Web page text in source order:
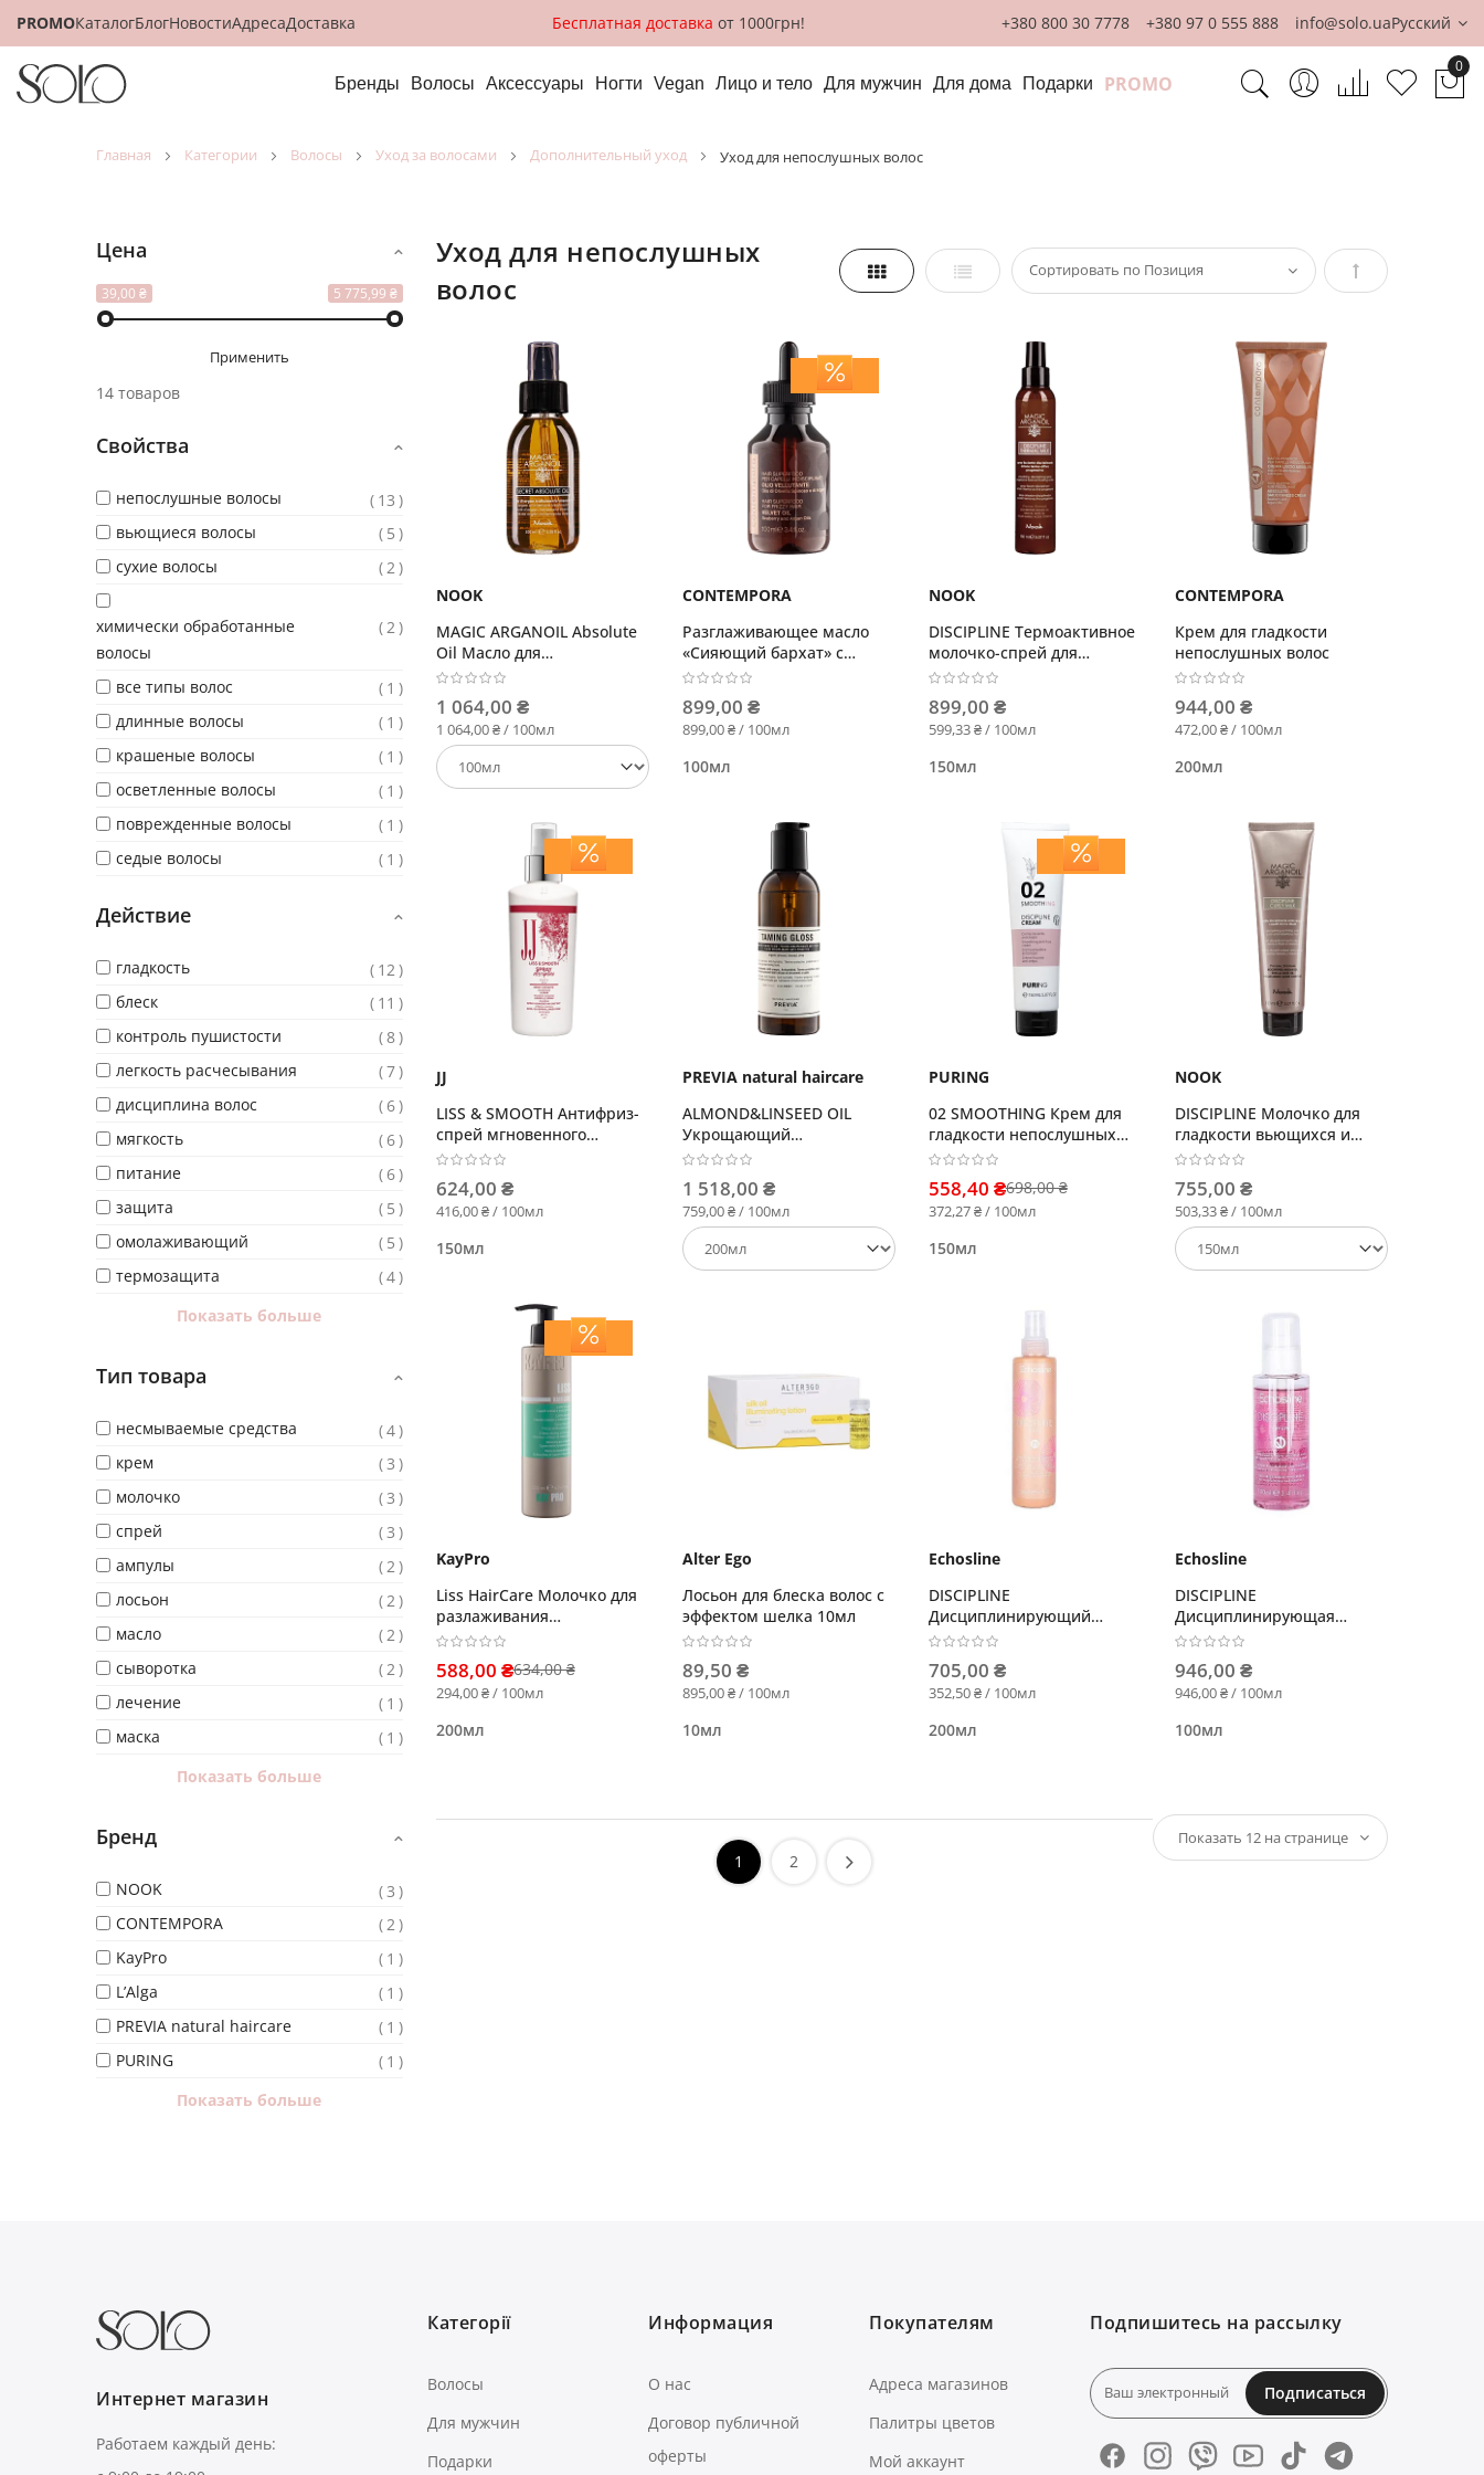
PROMOКаталогБлогНовостиАдресаДоставка Бесплатная доставка от 1000грн! +380 800 30 7778 +380 97 0 555 888 info@solo.uaРусский
Бренды Волосы Аксессуары Ногти Vegan Лицо и тело Для мужчин Для дома Подарки PROMO
0
главная категории волосы уход за волосами дополнительный уход уход для непослушных волос
уход для непослушных
волос
Посмотреть,
Сетка Список
Задать
NOOK
MAGIC ARGANOIL Absolute
Oil Масло для
интенсивного лечения
1 064,00 ₴
1 064,00 ₴ / 100мл
CONTEMPORA
Разглаживающее масло
«Сияющий бархат» с
маслом аргана и облепихи
899,00 ₴
899,00 ₴ / 100мл
100мл
NOOK
DISCIPLINE Термоактивное
молочко-спрей для
гладкости волос
899,00 ₴
599,33 ₴ / 100мл
150мл
CONTEMPORA
Крем для гладкости
непослушных волос
944,00 ₴
472,00 ₴ / 100мл
200мл
JJ
LISS & SMOOTH Антифриз-
спрей мгновенного
действия
624,00 ₴
416,00 ₴ / 100мл
150мл
PREVIA natural haircare
ALMOND&LINSEED OIL
Укрощающий
несмываемый блеск
1 518,00 ₴
759,00 ₴ / 100мл
PURING
02 SMOOTHING Крем для
гладкости непослушных
волос
558,40 ₴698,00 ₴
372,27 ₴ / 100мл
150мл
NOOK
DISCIPLINE Молочко для
гладкости вьющихся и
непослушных волос
755,00 ₴
503,33 ₴ / 100мл
KayPro
Liss HairCare Молочко для
разлаживания
непослушных волос
588,00 ₴634,00 ₴
294,00 ₴ / 100мл
200мл
Alter Ego
Лосьон для блеска волос с
эффектом шелка 10мл
89,50 ₴
895,00 ₴ / 100мл
10мл
Echosline
DISCIPLINE
Дисциплинирующий
разглаживающий спрей
705,00 ₴
352,50 ₴ / 100мл
200мл
Echosline
DISCIPLINE
Дисциплинирующая
сыворотка
946,00 ₴
946,00 ₴ / 100мл
100мл
1 2
Цена
39,00 ₴ 5 775,99 ₴
Применить
14 товаров
Свойства
непослушные волосы
13
вьющиеся волосы
5
сухие волосы
2
химически обработанные
волосы
2
все типы волос
1
длинные волосы
1
крашеные волосы
1
осветленные волосы
1
поврежденные волосы
1
седые волосы
1
Действие
гладкость
12
блеск
11
контроль пушистости
8
легкость расчесывания
7
дисциплина волос
6
мягкость
6
питание
6
защита
5
омолаживающий
5
термозащита
4
Показать больше
Тип товара
несмываемые средства
4
крем
3
молочко
3
спрей
3
ампулы
2
лосьон
2
масло
2
сыворотка
2
лечение
1
маска
1
Показать больше
Бренд
NOOK
3
CONTEMPORA
2
KayPro
1
L’Alga
1
PREVIA natural haircare
1
PURING
1
Показать больше
Интернет магазин
Работаем каждый день:
Категорії
Волосы
Для мужчин
Подарки
Информация
О нас
Договор публичной
оферты
Покупателям
Адреса магазинов
Палитры цветов
Мой аккаунт
Подпишитесь на рассылку
Подписаться